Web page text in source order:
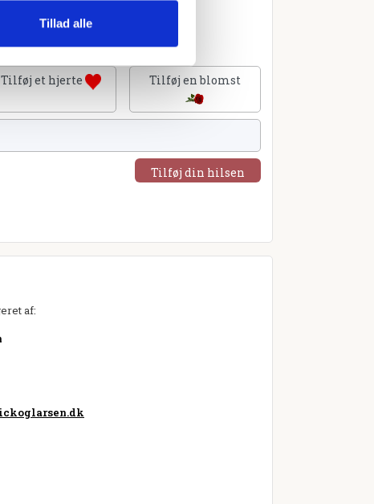
Tillad alle
Tilføj et hjerte Tilføj en blomst
Tilføj din hilsen
af: